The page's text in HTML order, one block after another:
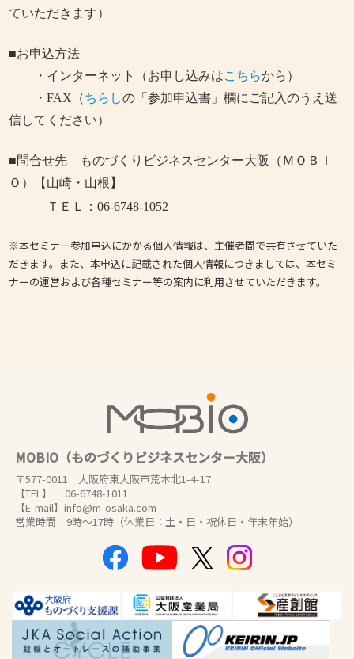
ていただきます）
■お申込方法
・ インターネット（お申し込みはこちらから）
・FAX （ちらしの「参加申込書」欄にご記入のうえ送
信してください）
■問合せ先 ものづくりビジネスセンター大阪（ＭＯＢＩ
Ｏ）【山崎・山根】
ＴＥＬ：06-6748-1052
※本セミナー参加申込にかかる個人情報は、主催者間で共有させていた
だきます。また、本申込に記載された個人情報につきましては、本セミ
ナーの運営および各種セミナー等の案内に利用させていただきます。
MOBIO（ものづくりビジネスセンター大阪）
〒577-0011 大阪府東大阪市荒本北1-4-17
【TEL】 06-6748-1011
【E-mail】info@m-osaka.com
営業時間 9時～17時（休業日：土・日・祝休日・年末年始）